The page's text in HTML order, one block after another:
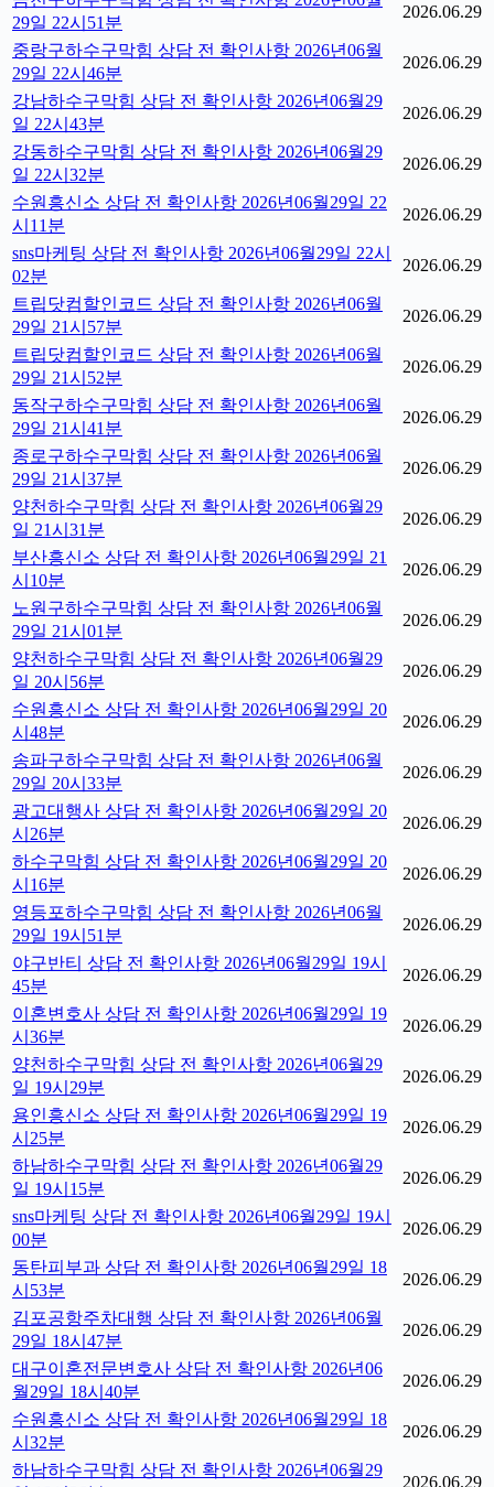
29일 22시51분
2026.06.29
중랑구하수구막힘 상담 전 확인사항 2026년06월
29일 22시46분
2026.06.29
강남하수구막힘 상담 전 확인사항 2026년06월29
일 22시43분
2026.06.29
강동하수구막힘 상담 전 확인사항 2026년06월29
일 22시32분
2026.06.29
수원흥신소 상담 전 확인사항 2026년06월29일 22
시11분
2026.06.29
sns마케팅 상담 전 확인사항 2026년06월29일 22시
02분
2026.06.29
트립닷컴할인코드 상담 전 확인사항 2026년06월
29일 21시57분
2026.06.29
트립닷컴할인코드 상담 전 확인사항 2026년06월
29일 21시52분
2026.06.29
동작구하수구막힘 상담 전 확인사항 2026년06월
29일 21시41분
2026.06.29
종로구하수구막힘 상담 전 확인사항 2026년06월
29일 21시37분
2026.06.29
양천하수구막힘 상담 전 확인사항 2026년06월29
일 21시31분
2026.06.29
부산흥신소 상담 전 확인사항 2026년06월29일 21
시10분
2026.06.29
노원구하수구막힘 상담 전 확인사항 2026년06월
29일 21시01분
2026.06.29
양천하수구막힘 상담 전 확인사항 2026년06월29
일 20시56분
2026.06.29
수원흥신소 상담 전 확인사항 2026년06월29일 20
시48분
2026.06.29
송파구하수구막힘 상담 전 확인사항 2026년06월
29일 20시33분
2026.06.29
광고대행사 상담 전 확인사항 2026년06월29일 20
시26분
2026.06.29
하수구막힘 상담 전 확인사항 2026년06월29일 20
시16분
2026.06.29
영등포하수구막힘 상담 전 확인사항 2026년06월
29일 19시51분
2026.06.29
야구반티 상담 전 확인사항 2026년06월29일 19시
45분
2026.06.29
이혼변호사 상담 전 확인사항 2026년06월29일 19
시36분
2026.06.29
양천하수구막힘 상담 전 확인사항 2026년06월29
일 19시29분
2026.06.29
용인흥신소 상담 전 확인사항 2026년06월29일 19
시25분
2026.06.29
하남하수구막힘 상담 전 확인사항 2026년06월29
일 19시15분
2026.06.29
sns마케팅 상담 전 확인사항 2026년06월29일 19시
00분
2026.06.29
동탄피부과 상담 전 확인사항 2026년06월29일 18
시53분
2026.06.29
김포공항주차대행 상담 전 확인사항 2026년06월
29일 18시47분
2026.06.29
대구이혼전문변호사 상담 전 확인사항 2026년06
월29일 18시40분
2026.06.29
수원흥신소 상담 전 확인사항 2026년06월29일 18
시32분
2026.06.29
하남하수구막힘 상담 전 확인사항 2026년06월29
2026.06.29